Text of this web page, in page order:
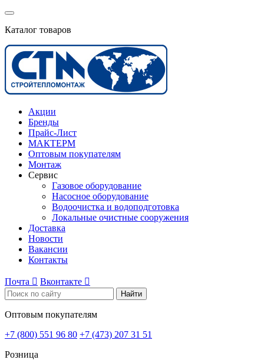
Каталог товаров
Акции
Бренды
Прайс-Лист
МАКТЕРМ
Оптовым покупателям
Монтаж
Сервис
Газовое оборудование
Насосное оборудование
Водоочистка и водоподготовка
Локальные очистные сооружения
Доставка
Новости
Вакансии
Контакты
Почта  Вконтакте 
Найти
Оптовым покупателям
+7 (800) 551 96 80 +7 (473) 207 31 51
Розница